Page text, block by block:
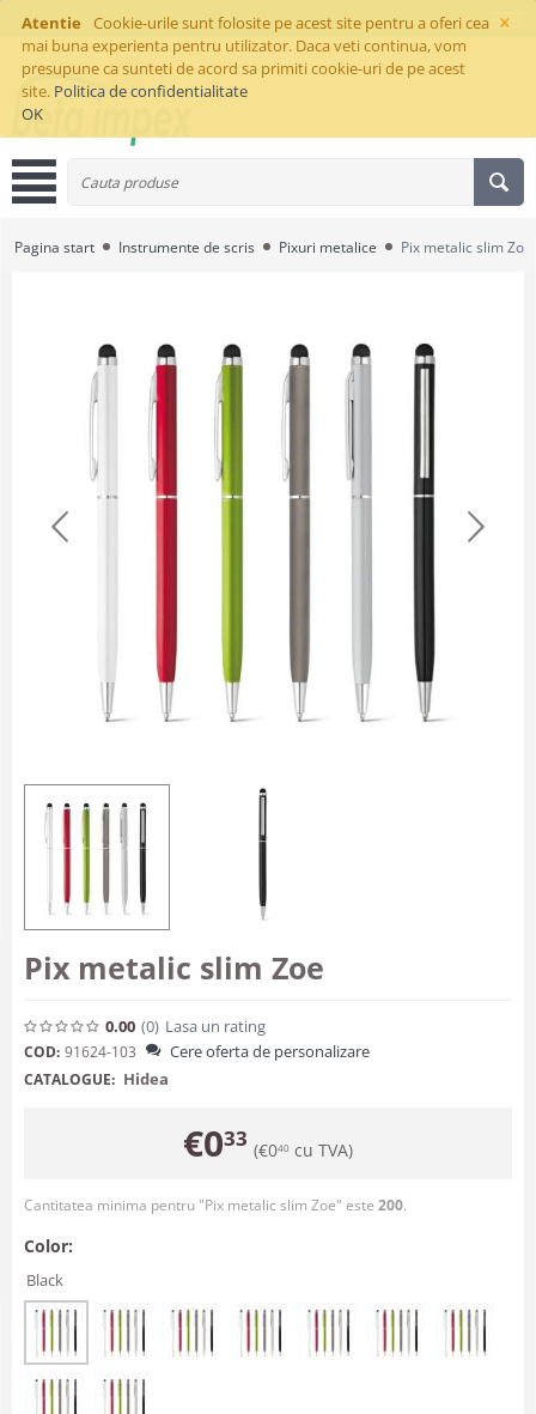
×
Atentie
Cookie-urile sunt folosite pe acest site pentru a oferi cea
mai buna experienta pentru utilizator. Daca veti continua, vom
presupune ca sunteti de acord sa primiti cookie-uri de pe acest
site. Politica de confidentialitate
OK
Pagina start Instrumente de scris Pixuri metalice Pix metalic slim Zoe
Pix metalic slim Zoe
0.00 (0) Lasa un rating
COD: 91624-103 Cere oferta de personalizare
CATALOGUE: Hidea
€033 (€040 cu TVA)
Cantitatea minima pentru "Pix metalic slim Zoe" este 200.
Color:
Black